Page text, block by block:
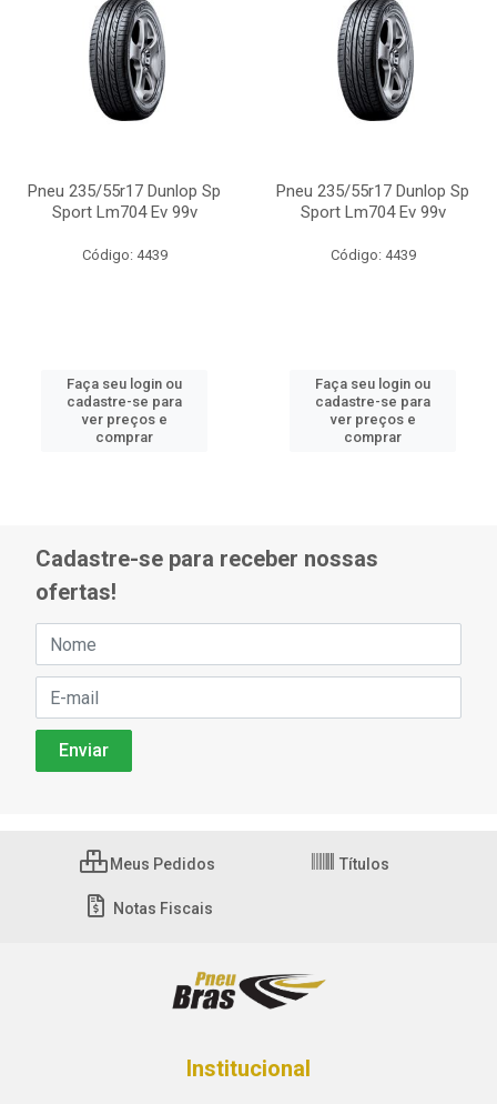
Pneu 235/55r17 Dunlop Sp
Sport Lm704 Ev 99v
Código: 4439
Faça seu login ou
cadastre-se para
ver preços e
comprar
Pneu 235/55r17 Dunlop Sp
Sport Lm704 Ev 99v
Código: 4439
Faça seu login ou
cadastre-se para
ver preços e
comprar
Cadastre-se para receber nossas
ofertas!
Meus Pedidos Títulos
Notas Fiscais
Institucional